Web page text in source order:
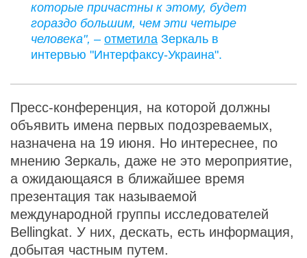
которые причастны к этому, будет
гораздо большим, чем эти четыре
человека", – отметила Зеркаль в
интервью "Интерфаксу-Украина".
Пресс-конференция, на которой должны
объявить имена первых подозреваемых,
назначена на 19 июня. Но интереснее, по
мнению Зеркаль, даже не это мероприятие,
а ожидающаяся в ближайшее время
презентация так называемой
международной группы исследователей
Bellingkat. У них, дескать, есть информация,
добытая частным путем.